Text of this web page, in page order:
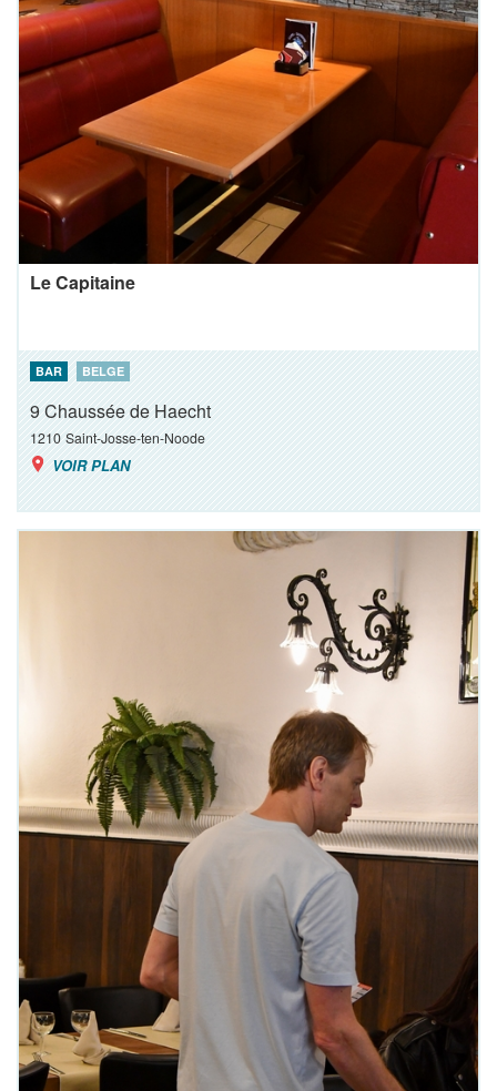
Le Capitaine
BAR BELGE
9 Chaussée de Haecht
1210 Saint-Josse-ten-Noode
VOIR PLAN